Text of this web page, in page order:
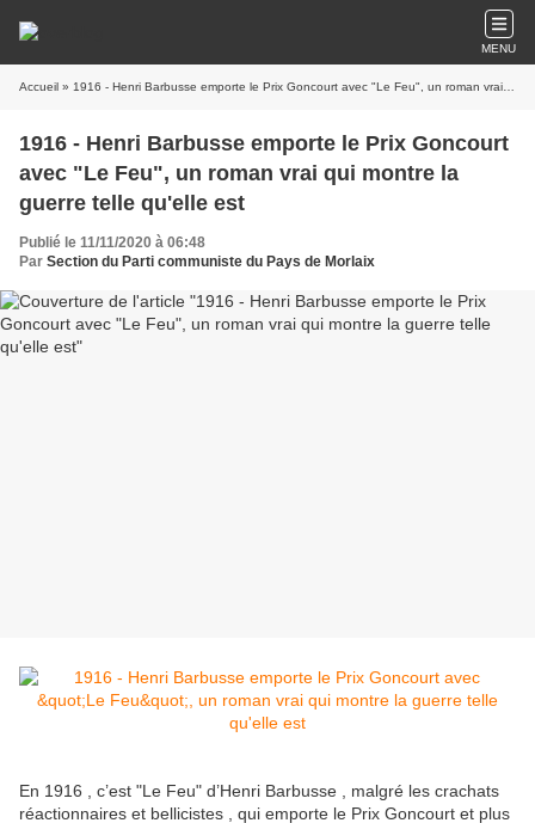
MENU
Accueil » 1916 - Henri Barbusse emporte le Prix Goncourt avec "Le Feu", un roman vrai qui montre la guerre telle qu'elle est
1916 - Henri Barbusse emporte le Prix Goncourt
avec "Le Feu", un roman vrai qui montre la
guerre telle qu'elle est
Publié le 11/11/2020 à 06:48
Par Section du Parti communiste du Pays de Morlaix
En 1916 , c’est "Le Feu" d’Henri Barbusse , malgré les crachats
réactionnaires et bellicistes , qui emporte le Prix Goncourt et plus